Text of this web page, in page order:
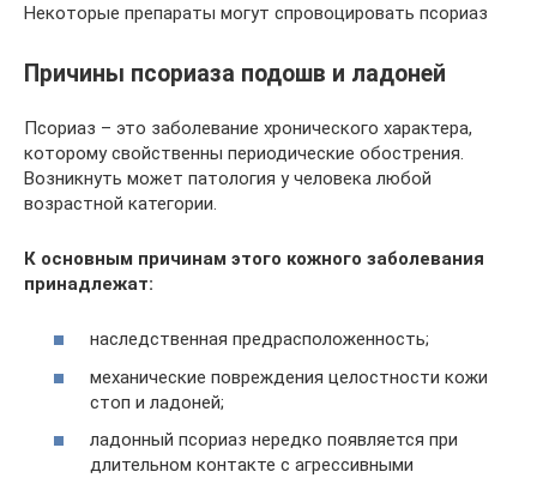
Некоторые препараты могут спровоцировать псориаз
Причины псориаза подошв и ладоней
Псориаз – это заболевание хронического характера,
которому свойственны периодические обострения.
Возникнуть может патология у человека любой
возрастной категории.
К основным причинам этого кожного заболевания
принадлежат:
наследственная предрасположенность;
механические повреждения целостности кожи
стоп и ладоней;
ладонный псориаз нередко появляется при
длительном контакте с агрессивными